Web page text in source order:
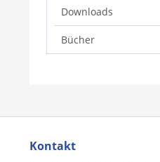
Downloads
Bücher
Kontakt